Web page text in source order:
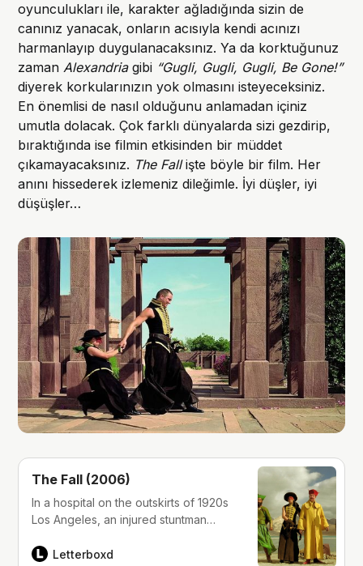
oyunculukları ile, karakter ağladığında sizin de
canınız yanacak, onların acısıyla kendi acınızı
harmanlayıp duygulanacaksınız. Ya da korktuğunuz
zamanAlexandriagibi “Gugli, Gugli, Gugli, Be Gone!”
diyerek korkularınızın yok olmasını isteyeceksiniz.
En önemlisi de nasıl olduğunu anlamadan içiniz
umutla dolacak. Çok farklı dünyalarda sizi gezdirip,
bıraktığında ise filmin etkisinden bir müddet
çıkamayacaksınız. The Fallişte böyle bir film. Her
anını hissederek izlemeniz dileğimle. İyi düşler, iyi
düşüşler…
The Fall (2006)
In a hospital on the outskirts of 1920s
Los Angeles, an injured stuntman
girl with a broken arm, a fantastic
Letterboxd